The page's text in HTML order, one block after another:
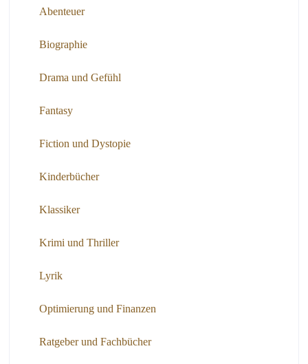
Abenteuer
Biographie
Drama und Gefühl
Fantasy
Fiction und Dystopie
Kinderbücher
Klassiker
Krimi und Thriller
Lyrik
Optimierung und Finanzen
Ratgeber und Fachbücher